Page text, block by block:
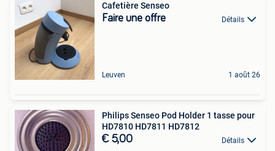
Cafetière Senseo
Faire une offre Détails
Leuven 1 août 26
Philips Senseo Pod Holder 1 tasse pour
HD7810 HD7811 HD7812
€ 5,00 Détails